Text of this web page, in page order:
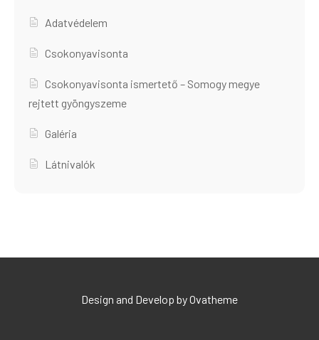
Adatvédelem
Csokonyavisonta
Csokonyavisonta ismertető – Somogy megye
rejtett gyöngyszeme
Galéria
Látnivalók
Design and Develop by Ovatheme